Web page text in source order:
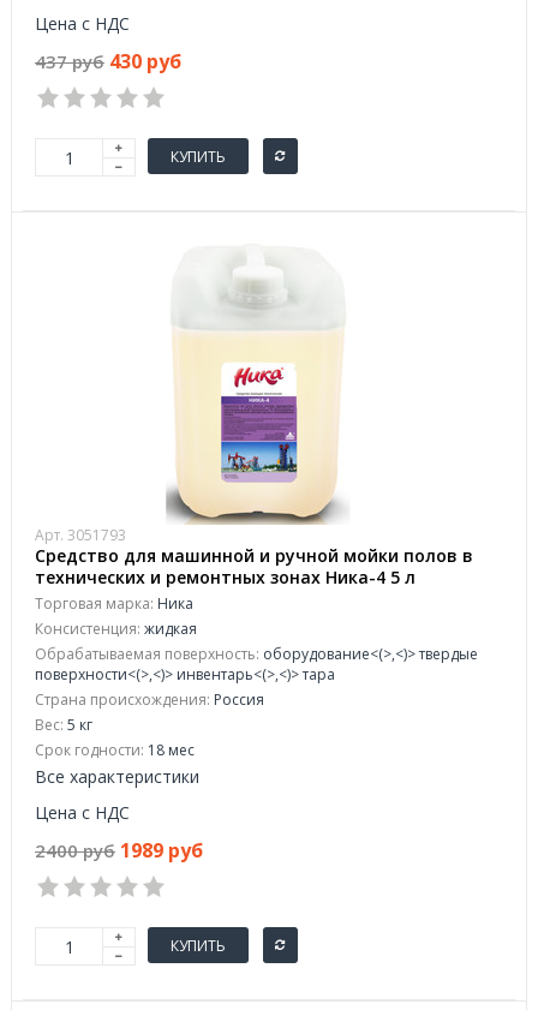
Цена с НДС
437 руб 430 руб
КУПИТЬ
Арт. 3051793
Средство для машинной и ручной мойки полов в
технических и ремонтных зонах Ника-4 5 л
(концентрат)
Торговая марка: Ника
Консистенция: жидкая
Обрабатываемая поверхность: оборудование<(>,<)> твердые
поверхности<(>,<)> инвентарь<(>,<)> тара
Страна происхождения: Россия
Вес: 5 кг
Срок годности: 18 мес
Все характеристики
Цена с НДС
2400 руб 1989 руб
КУПИТЬ